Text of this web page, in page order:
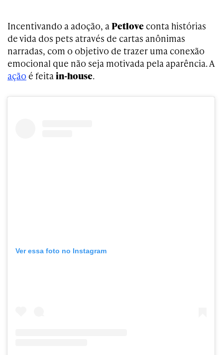
Incentivando a adoção, aPetlove conta histórias
de vida dos pets através de cartas anônimas
narradas, com o objetivo de trazer uma conexão
emocional que não seja motivada pela aparência. A
ação é feitain-house.
Ver essa foto no Instagram